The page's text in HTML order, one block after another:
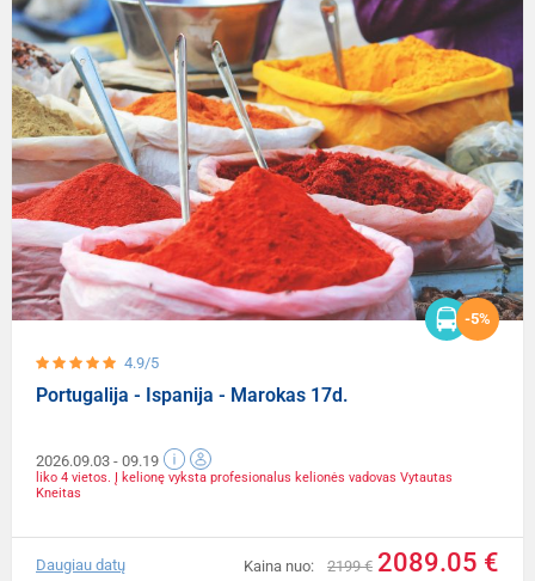
4.9/5
-5%
Portugalija - Ispanija - Marokas 17d.
2026.09.03 - 09.19
liko 4 vietos. Į kelionę vyksta profesionalus kelionės vadovas Vytautas
Kneitas
Kaina nuo: 2199 € 2089.05 €
Daugiau datų